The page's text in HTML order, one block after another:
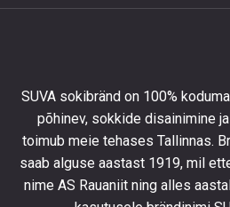
SUVA sokibränd on 100%
põhinev, sokkide disainimine
toimub meie tehases Tallinnas.
saab alguse aastast 1919, mil
nime AS Rauaniit ning alles